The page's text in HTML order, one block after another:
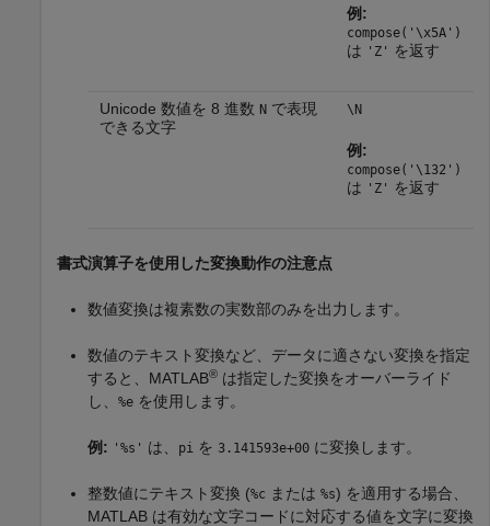
例:
compose('\x5A')
は 'Z' を返す
Unicode 数値を 8 進数 Nで表現
できる文字
\N
例:
compose('\132')
は 'Z' を返す
書式演算子を使用した変換動作の注意点
数値変換は複素数の実数部のみを出力します。
数値のテキスト変換など、データに適さない変換を指定
すると、MATLAB® は指定した変換をオーバーライド
し、 %e を使用します。
例: '%s' は、 pi を 3.141593e+00 に変換します。
整数値にテキスト変換 (%c または %s) を適用する場合、
MATLAB は有効な文字コードに対応する値を文字に変換